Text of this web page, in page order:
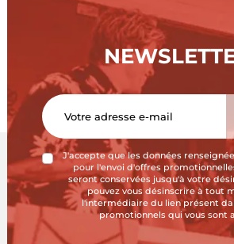
J'accepte que les données
pour l'envoi d'offres
seront conservées jusqu'à votre
pouvez vous désinscrire à tout
l'intermédiaire du lien présent
promotionnels qui vous sont